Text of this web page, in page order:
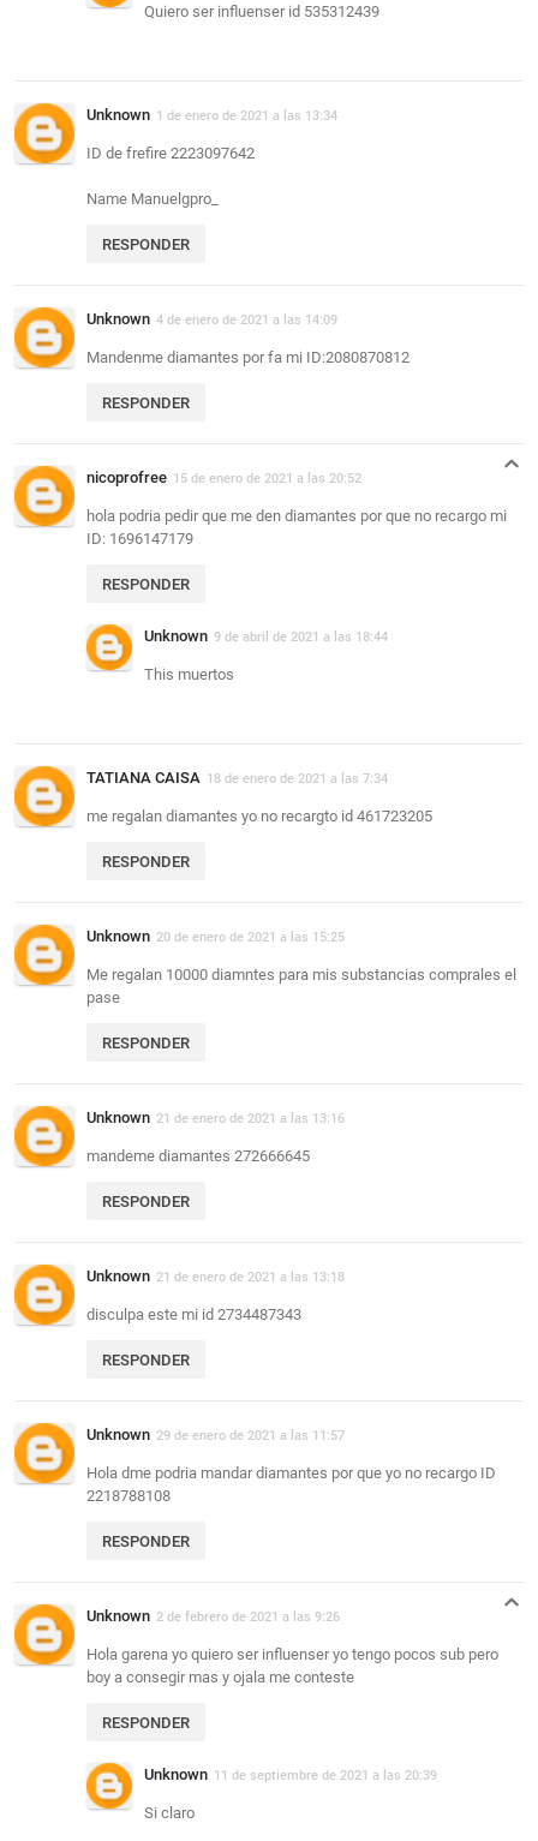
Quiero ser influenser id 535312439
Unknown 1 de enero de 2021 a las 13:34
ID de frefire 2223097642
Name Manuelgpro_
RESPONDER
Unknown 4 de enero de 2021 a las 14:09
Mandenme diamantes por fa mi ID:2080870812
RESPONDER
nicoprofree 15 de enero de 2021 a las 20:52
hola podria pedir que me den diamantes por que no recargo mi
ID: 1696147179
RESPONDER
Unknown 9 de abril de 2021 a las 18:44
This muertos
TATIANA CAISA 18 de enero de 2021 a las 7:34
me regalan diamantes yo no recargto id 461723205
RESPONDER
Unknown 20 de enero de 2021 a las 15:25
Me regalan 10000 diamntes para mis substancias comprales el
pase
RESPONDER
Unknown 21 de enero de 2021 a las 13:16
mandeme diamantes 272666645
RESPONDER
Unknown 21 de enero de 2021 a las 13:18
disculpa este mi id 2734487343
RESPONDER
Unknown 29 de enero de 2021 a las 11:57
Hola dme podria mandar diamantes por que yo no recargo ID
2218788108
RESPONDER
Unknown 2 de febrero de 2021 a las 9:26
Hola garena yo quiero ser influenser yo tengo pocos sub pero
boy a consegir mas y ojala me conteste
RESPONDER
Unknown 11 de septiembre de 2021 a las 20:39
Si claro